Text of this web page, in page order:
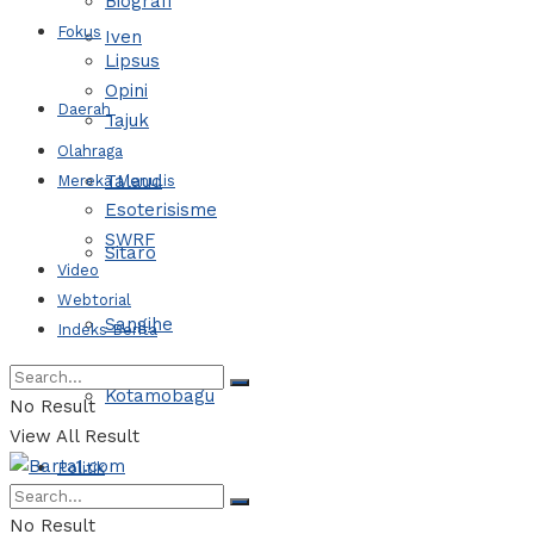
Iven
Daerah
Talaud
Sitaro
Sangihe
Kotamobagu
Politik
Fokus
Lipsus
Opini
Tajuk
Olahraga
Mereka Menulis
Esoterisisme
SWRF
Video
Webtorial
Indeks Berita
No Result
View All Result
No Result